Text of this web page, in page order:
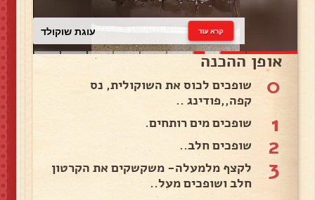
עוגת שוקולד קרא עוד
אופן ההכנה
0
שופכים לכוס את השוקולית, נס
קפה,,פודינג ..
1 שופכים מים רותחים.
2 שופכים חלב..
3
לקצף מלמעלה- משקשקים את הקרטון
חלב ושופכים מעל..